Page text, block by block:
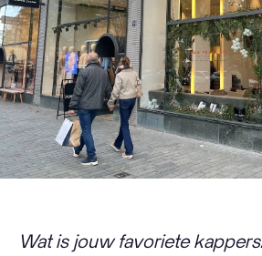
Wat is jouw favoriete